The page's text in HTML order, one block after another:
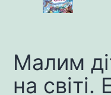
Малим
на світі.